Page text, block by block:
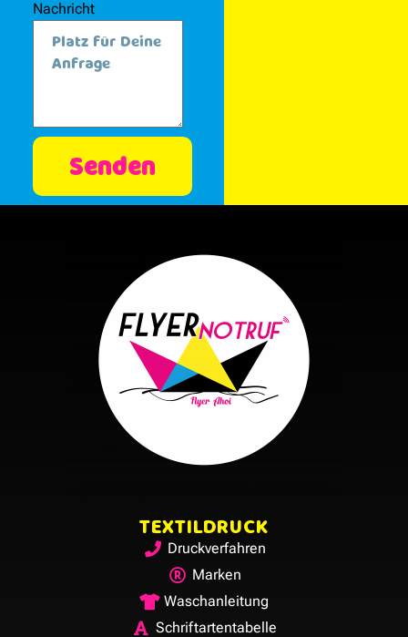
Nachricht
Senden
Alternative:
TEXTILDRUCK
Druckverfahren
Marken
Waschanleitung
Schriftartentabelle